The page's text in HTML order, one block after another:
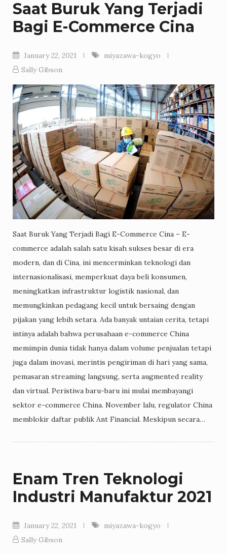
Saat Buruk Yang Terjadi
Bagi E-Commerce Cina
January 22, 2021
miyazawa-kogyo
Sally Gibson
Saat Buruk Yang Terjadi Bagi E-Commerce Cina – E-
commerce adalah salah satu kisah sukses besar di era
modern, dan di Cina, ini mencerminkan teknologi dan
internasionalisasi, memperkuat daya beli konsumen,
meningkatkan infrastruktur logistik nasional, dan
memungkinkan pedagang kecil untuk bersaing dengan
pijakan yang lebih setara. Ada banyak untaian cerita, tetapi
intinya adalah bahwa perusahaan e-commerce China
memimpin dunia tidak hanya dalam volume penjualan tetapi
juga dalam inovasi, merintis pengiriman di hari yang sama,
pemasaran streaming langsung, serta augmented reality
dan virtual. Peristiwa baru-baru ini mulai membayangi
sektor e-commerce China. November lalu, regulator China
memblokir daftar publik Ant Financial. Meskipun secara…
Enam Tren Teknologi
Industri Manufaktur 2021
January 22, 2021
miyazawa-kogyo
Sally Gibson